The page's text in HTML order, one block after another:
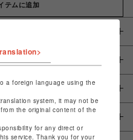
テムに追加
a foreign language using the
system, it may not be
the original content of the
for any direct or
service. Thank you for your